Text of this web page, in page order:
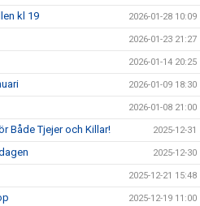
kl 19 2026-01-28 10:09
2026-01-23 21:27
2026-01-14 20:25
2026-01-09 18:30
2026-01-08 21:00
Både Tjejer och Killar! 2025-12-31
2025-12-30
2025-12-21 15:48
2025-12-19 11:00